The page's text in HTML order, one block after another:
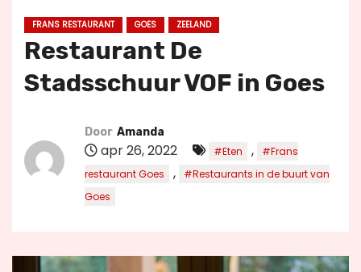
FRANS RESTAURANT GOES ZEELAND
Restaurant De
Stadsschuur VOF in Goes
Door Amanda
apr 26, 2022 #Eten ,
#Frans
restaurant Goes
,
#Restaurants in de buurt van
Goes